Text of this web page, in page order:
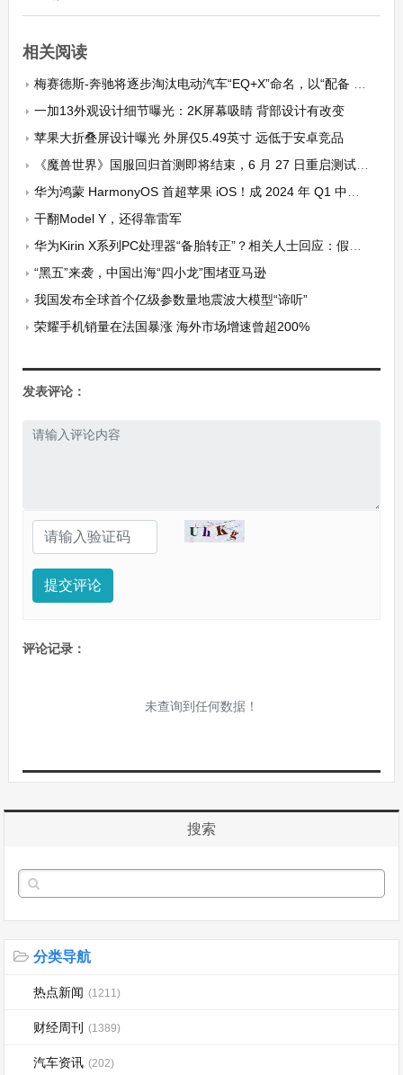
相关阅读
梅赛德斯-奔驰将逐步淘汰电动汽车“EQ+X”命名，以“配备 EQ 技术”取代
一加13外观设计细节曝光：2K屏幕吸睛 背部设计有改变
苹果大折叠屏设计曝光 外屏仅5.49英寸 远低于安卓竞品
《魔兽世界》国服回归首测即将结束，6 月 27 日重启测试并公布开服时间等
华为鸿蒙 HarmonyOS 首超苹果 iOS！成 2024 年 Q1 中国第二大手机操作系统
干翻Model Y，还得靠雷军
华为Kirin X系列PC处理器“备胎转正”？相关人士回应：假消息
“黑五”来袭，中国出海“四小龙”围堵亚马逊
我国发布全球首个亿级参数量地震波大模型“谛听”
荣耀手机销量在法国暴涨 海外市场增速曾超200%
发表评论：
提交评论
评论记录：
未查询到任何数据！
搜索
分类导航
热点新闻 (1211)
财经周刊 (1389)
汽车资讯 (202)